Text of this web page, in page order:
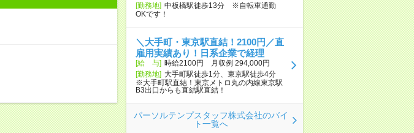
[勤務地] 中板橋駅徒歩13分 ※自転車通勤
OKです！
＼大手町・東京駅直結！2100円／直
雇用実績あり！日系企業で経理
[給 与] 時給2100円 月収例 294,000円
[勤務地] 大手町駅徒歩1分、東京駅徒歩4分
※大手町駅直結！東京メトロ丸の内線東京駅
B3出口からも直結駅直結！
パーソルテンプスタッフ株式会社のバイ
ト一覧へ